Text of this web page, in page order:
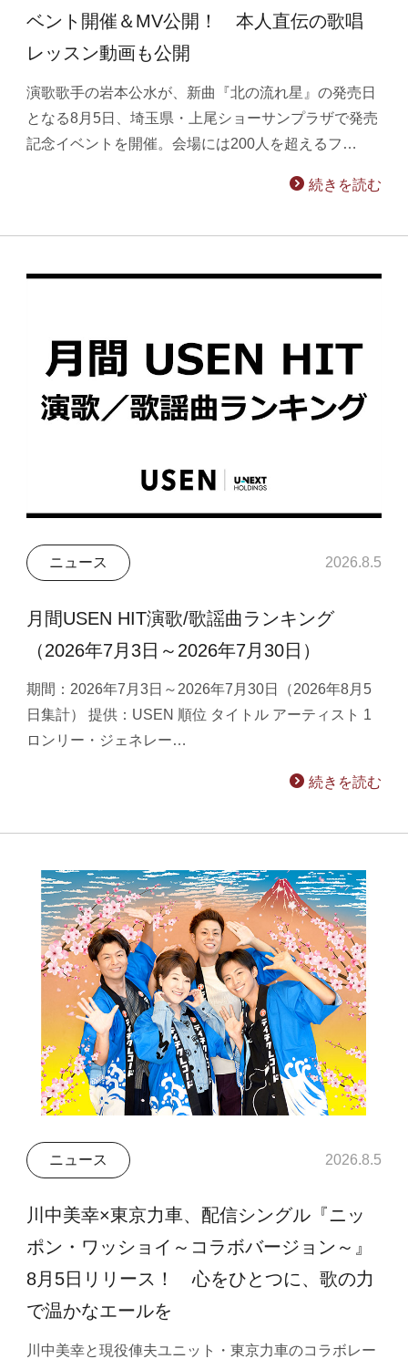
ベント開催＆MV公開！ 本人直伝の歌唱
レッスン動画も公開
演歌歌手の岩本公水が、新曲『北の流れ星』の発売日
となる8月5日、埼玉県・上尾ショーサンプラザで発売
記念イベントを開催。会場には200人を超えるフ…
続きを読む
ニュース 2026.8.5
月間USEN HIT演歌/歌謡曲ランキング
（2026年7月3日～2026年7月30日）
期間：2026年7月3日～2026年7月30日（2026年8月5
日集計） 提供：USEN 順位 タイトル アーティスト 1
ロンリー・ジェネレー…
続きを読む
ニュース 2026.8.5
川中美幸×東京力車、配信シングル『ニッ
ポン・ワッショイ～コラボバージョン～』
8月5日リリース！ 心をひとつに、歌の力
で温かなエールを
川中美幸と現役俥夫ユニット・東京力車のコラボレー